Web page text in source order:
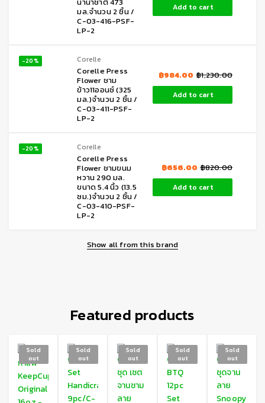
มล.จำนวน 2 ชิ้น /
C-03-416-PSF-
LP-2
Add to cart
-20% Corelle
Corelle Press
Flower ชาม
ข้าว11ออนซ์ (325
มล.)จำนวน 2 ชิ้น /
C-03-411-PSF-
LP-2
฿1,230.00
฿984.00
Add to cart
-20% Corelle
Corelle Press
Flower ชามขนม
หวาน 290 มล.
ขนาด 5.4 นิ้ว (13.5
ซม.)จำนวน 2 ชิ้น /
C-03-410-PSF-
LP-2
฿820.00
฿656.00
Add to cart
Show all from this brand
Featured products
Sold
out
Sold
out
Sold
out
Sold
out
Sold
out